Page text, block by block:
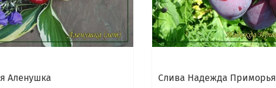
Аленушка Слива Надежда Приморья